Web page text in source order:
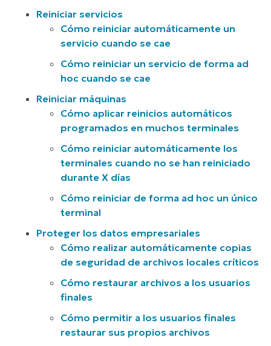
Implementar software
Configurar nuevos equipos
Aplicación de parches
Informes
Reiniciar servicios
Cómo reiniciar automáticamente un
servicio cuando se cae
Cómo reiniciar un servicio de forma ad
hoc cuando se cae
Reiniciar máquinas
Cómo aplicar reinicios automáticos
programados en muchos terminales
Cómo reiniciar automáticamente los
terminales cuando no se han reiniciado
durante X días
Cómo reiniciar de forma ad hoc un único
terminal
Proteger los datos empresariales
Cómo realizar automáticamente copias
de seguridad de archivos locales críticos
Cómo restaurar archivos a los usuarios
finales
Cómo permitir a los usuarios finales
restaurar sus propios archivos